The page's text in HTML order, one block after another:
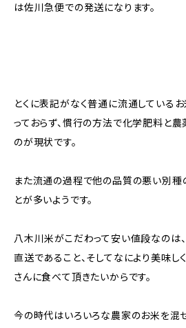
は佐川急便での発送になります。
とくに表記がなく普通に流通している
っておらず、慣行の方法で化学肥料と
のが現状です。
また流通の過程で他の品質の悪い別種
とが多いようです。
八木川米がこだわって安い値段なのは
直送であること、そしてなにより美味し
さんに食べて頂きたいからです。
今の時代はいろいろな農家のお米を混